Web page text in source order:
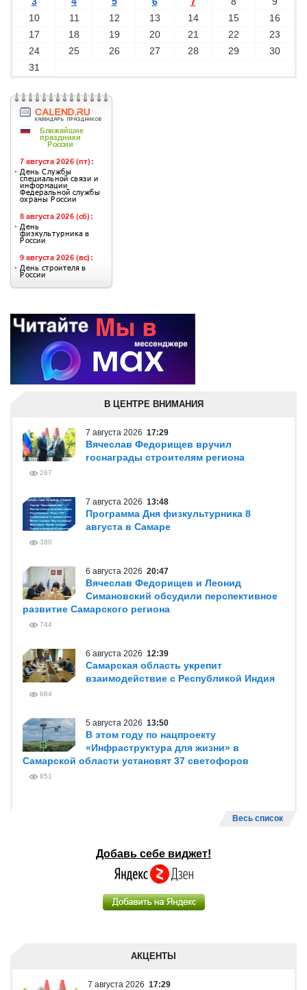
10
11 12 13 14 15
16
17
18 19 20 21 22
23
24
25 26 27 28 29
30
31
В ЦЕНТРЕ ВНИМАНИЯ
7 августа 2026 17:29
Вячеслав Федорищев вручил
госнаграды строителям региона
267
7 августа 2026 13:48
Программа Дня физкультурника 8
августа в Самаре
380
6 августа 2026 20:47
Вячеслав Федорищев и Леонид
Симановский обсудили перспективное
развитие Самарского региона
744
6 августа 2026 12:39
Самарская область укрепит
взаимодействие с Республикой Индия
684
5 августа 2026 13:50
В этом году по нацпроекту
«Инфраструктура для жизни» в
Самарской области установят 37 светофоров
851
Весь список
Добавь себе виджет!
АКЦЕНТЫ
7 августа 2026 17:29